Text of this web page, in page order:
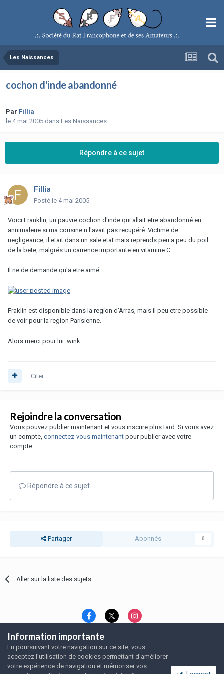
Les Naissances
cochon d'inde abandonné
Par Fillia
le 4 mai 2005 dans Les Naissances
Répondre à ce sujet
Fillia
Posté le 4 mai 2005
Voici Franklin, un pauvre cochon d'inde qui allait etre abandonné en
annimalerie si ma cousine n l'avait pas recupéré. Victime de
negligeance, il etait dans un sale etat mais reprends peu a peu du poil
de la bete, malgrés un carrence importante en vitamine C.
Il ne de demande qu'a etre aimé
Fraklin est disponible dans la region d'Arras, mais il peu etre possible
de voir pour la region Parisienne.
Alors merci pour lui :wink:
Citer
Rejoindre la conversation
Vous pouvez publier maintenant et vous inscrire plus tard. Si vous avez
un compte, connectez-vous maintenant pour publier avec votre
compte.
Répondre à ce sujet…
Partager Abonnés 0
Aller sur la liste des sujets
Langue Thème
Politique de confidentialité
Nous contacter
Nous contacter
SRFA, l'association des amoureux du rat domestique
Powered by Invision Community
Information importante
En poursuivant votre navigation sur ce site, vous
acceptez l’utilisation de cookies permettant d'améliorer
votre expérience de navigation et mémoriser vos